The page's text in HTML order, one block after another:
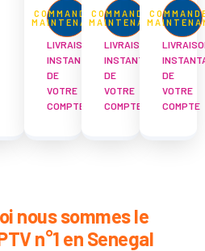
COMMANDEZ
MAINTENANT
LIVRAISON
INSTANTANÉE
DE
VOTRE
COMPTE
COMMANDEZ
MAINTENANT
LIVRAISON
INSTANTANÉE
DE
VOTRE
COMPTE
DE
VOTRE
COMPTE
nous sommes le
n°1 en Senegal